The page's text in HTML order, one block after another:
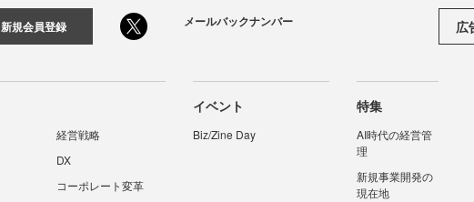
新規会員登録 メールバックナンバー 広
経営戦略
DX
コーポレート変革
イベント
Biz/Zine Day
特集
AI時代の経営管
理
新規事業開発の
現在地